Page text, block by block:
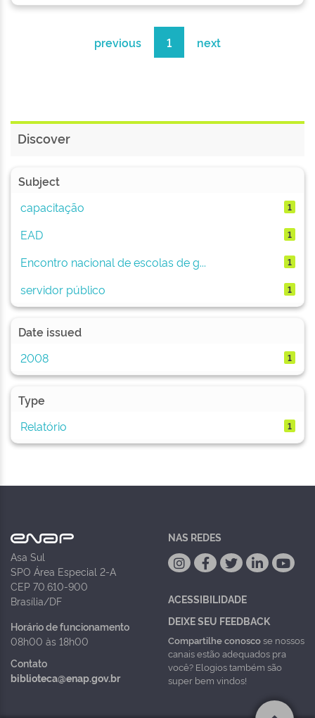
previous 1 next
Discover
Subject
capacitação
1
EAD 1
Encontro nacional de escolas de g... 1
servidor público 1
Date issued
2008
1
Type
Relatório
1
Asa Sul
SPO Área Especial 2-A
CEP 70.610-900
Brasília/DF
Horário de funcionamento
08h00 às 18h00
Contato
biblioteca@enap.gov.br
NAS REDES
ACESSIBILIDADE
DEIXE SEU FEEDBACK
Compartilhe conoscose nossos
canais estão adequados pra
você? Elogios também são
super bem vindos!